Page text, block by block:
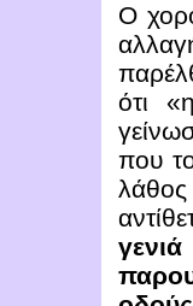
Ο
ότι
που